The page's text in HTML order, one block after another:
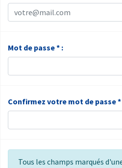
Mot de passe * :
Confirmez votre mot de passe *
Tous les champs marqués